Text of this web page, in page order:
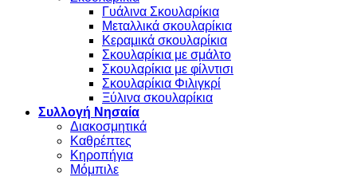
Γυάλινα Σκουλαρίκια
Μεταλλικά σκουλαρίκια
Κεραμικά σκουλαρίκια
Σκουλαρίκια με σμάλτο
Σκουλαρίκια με φίλντισι
Σκουλαρίκια Φιλιγκρί
Ξύλινα σκουλαρίκια
Συλλογή Νησαία
Διακοσμητικά
Καθρέπτες
Κηροπήγια
Μόμπιλε